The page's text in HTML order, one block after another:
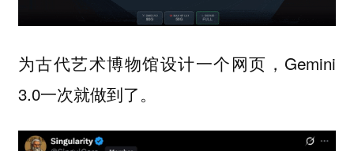
为古代艺术博物馆设计一个网页，Gemini
3.0一次就做到了。